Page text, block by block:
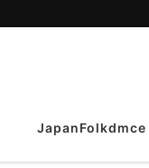
JapanFolkdmce